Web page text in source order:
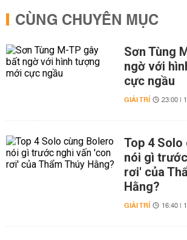
CÙNG CHUYÊN MỤC
Sơn Tùng
ngờ với
cực ngầu
GIẢI TRÍ 23:00 |
Top 4
nói gì
rơi' của
Hằng?
GIẢI TRÍ 16:40 |